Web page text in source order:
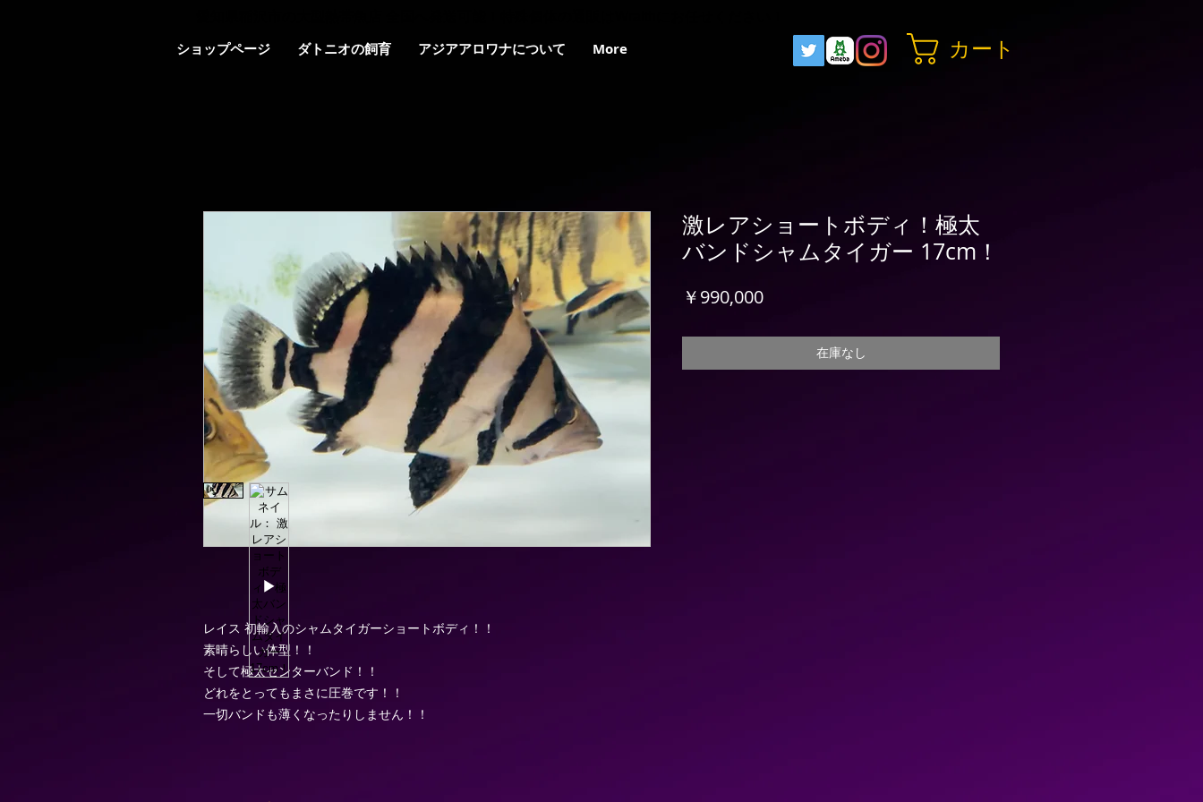
ショップページ ダトニオの飼育 アジアアロワナについて More カート
レイス 初輸入のシャムタイガーショートボディ！！
素晴らしい体型！！
そして極太センターバンド！！
どれをとってもまさに圧巻です！！
一切バンドも薄くなったりしません！！
激レアショートボディ！極太
バンドシャムタイガー 17cm！
￥990,000価
在庫なし